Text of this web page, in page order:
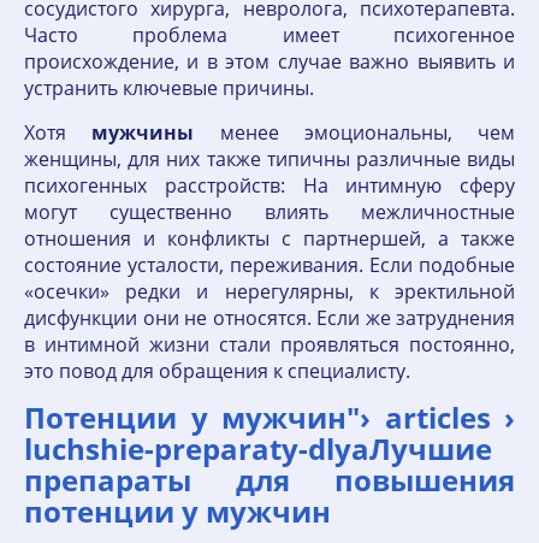
сосудистого хирурга, невролога, психотерапевта.
Часто проблема имеет психогенное
происхождение, и в этом случае важно выявить и
устранить ключевые причины.
Хотя мужчины менее эмоциональны, чем
женщины, для них также типичны различные виды
психогенных расстройств: На интимную сферу
могут существенно влиять межличностные
отношения и конфликты с партнершей, а также
состояние усталости, переживания. Если подобные
«осечки» редки и нерегулярны, к эректильной
дисфункции они не относятся. Если же затруднения
в интимной жизни стали проявляться постоянно,
это повод для обращения к специалисту.
Потенции у мужчин"› articles ›
luchshie-preparaty-dlyaЛучшие
препараты для повышения
потенции у мужчин